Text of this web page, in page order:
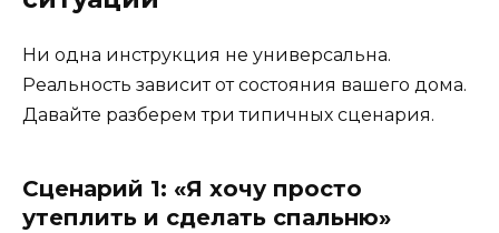
Ни одна инструкция не универсальна.
Реальность зависит от состояния вашего дома.
Давайте разберем три типичных сценария.
Сценарий 1: «Я хочу просто
утеплить и сделать спальню»